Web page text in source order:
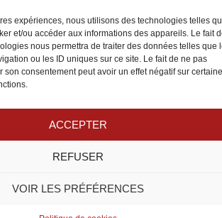
expériences, nous utilisons des technologies telles
et/ou accéder aux informations des appareils. Le fait
nous permettra de traiter des données telles que
ou les ID uniques sur ce site. Le fait de ne pas
son consentement peut avoir un effet négatif sur
ACCEPTER
REFUSER
VOIR LES PRÉFÉRENCES